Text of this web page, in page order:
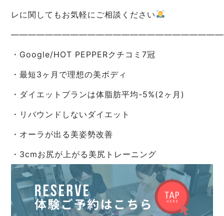
レに関してもお気軽にご相談ください
・Google/HOT PEPPERクチコミ7冠
・最短3ヶ月で理想の美ボディ
・ダイエットプランは体脂肪平均-5%(2ヶ月)
・リバウンドしないダイエット
・オーラが出る美姿勢改善
・3cmお尻が上がる美尻トレーニング